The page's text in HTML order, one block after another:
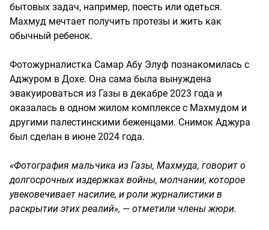
бытовых задач, например, поесть или одеться.
Махмуд мечтает получить протезы и жить как
обычный ребенок.
Фотожурналистка Самар Абу Элуф познакомилась с
Аджуром в Дохе. Она сама была вынуждена
эвакуироваться из Газы в декабре 2023 года и
оказалась в одном жилом комплексе с Махмудом и
другими палестинскими беженцами. Снимок Аджура
был сделан в июне 2024 года.
«Фотография мальчика из Газы, Махмуда, говорит о
долгосрочных издержках войны, молчании, которое
увековечивает насилие, и роли журналистики в
раскрытии этих реалий», — отметили члены жюри.